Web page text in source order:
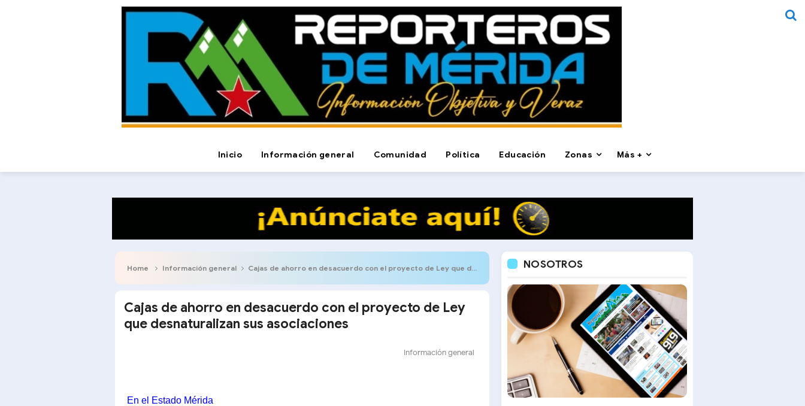
Inicio Información general Comunidad Política Educación Zonas Más +
Home Información general Cajas de ahorro en desacuerdo con el proyecto de Ley que desnaturalizan sus asociaciones
Cajas de ahorro en desacuerdo con el proyecto de Ley
que desnaturalizan sus asociaciones
Información general
En el Estado Mérida
NOSOTROS